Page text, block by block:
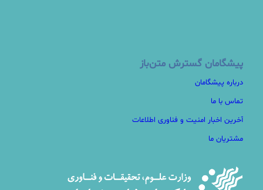
پیشگامان گسترش متن‌باز
درباره پیشگامان
تماس با ما
آخرین اخبار امنیت و فناوری اطلاعات
مشتریان ما